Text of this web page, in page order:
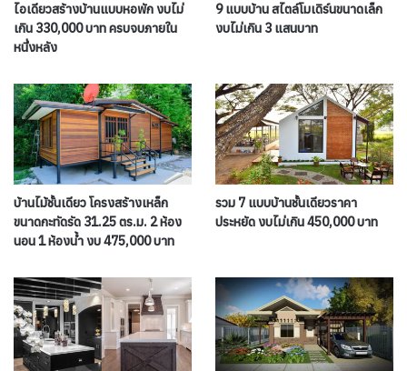
ไอเดียวสร้างบ้านแบบหอพัก งบไม่
เกิน 330,000 บาท ครบจบภายใน
หนึ่งหลัง
9 แบบบ้าน สไตล์โมเดิร์นขนาดเล็ก
งบไม่เกิน 3 แสนบาท
บ้านไม้ชั้นเดียว โครงสร้างเหล็ก
ขนาดกะทัดรัด 31.25 ตร.ม. 2 ห้อง
นอน 1 ห้องน้ำ งบ 475,000 บาท
รวม 7 แบบบ้านชั้นเดียวราคา
ประหยัด งบไม่เกิน 450,000 บาท